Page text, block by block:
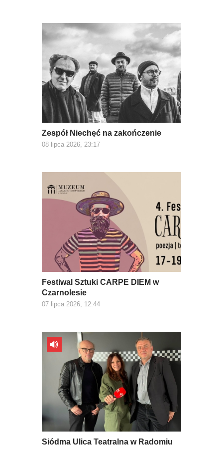
Zespół Niechęć na zakończenie
08 lipca 2026, 23:17
Festiwal Sztuki CARPE DIEM w
Czarnolesie
07 lipca 2026, 12:44
Siódma Ulica Teatralna w Radomiu